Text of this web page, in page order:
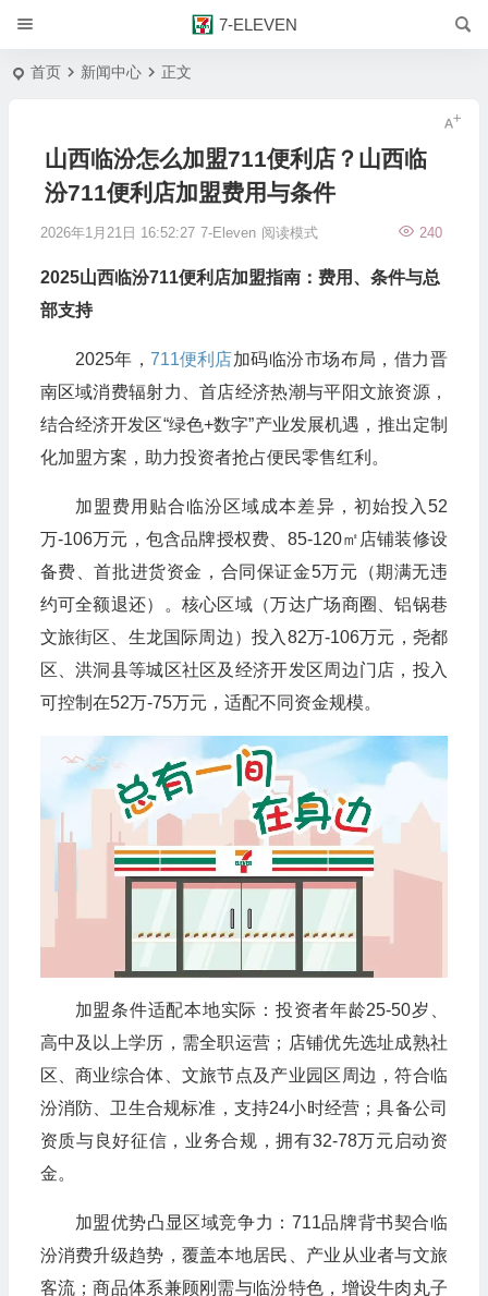
7-ELEVEN
首页 新闻中心 正文
山西临汾怎么加盟711便利店？山西临
汾711便利店加盟费用与条件
2026年1月21日 16:52:27 7-Eleven 240
阅读模式
2025山西临汾711便利店加盟指南：费用、条件与总
部支持
2025年，711便利店加码临汾市场布局，借力晋
南区域消费辐射力、首店经济热潮与平阳文旅资源，
结合经济开发区“绿色+数字”产业发展机遇，推出定制
化加盟方案，助力投资者抢占便民零售红利。
加盟费用贴合临汾区域成本差异，初始投入52
万-106万元，包含品牌授权费、85-120㎡店铺装修设
备费、首批进货资金，合同保证金5万元（期满无违
约可全额退还）。核心区域（万达广场商圈、铝锅巷
文旅街区、生龙国际周边）投入82万-106万元，尧都
区、洪洞县等城区社区及经济开发区周边门店，投入
可控制在52万-75万元，适配不同资金规模。
加盟条件适配本地实际：投资者年龄25-50岁、
高中及以上学历，需全职运营；店铺优先选址成熟社
区、商业综合体、文旅节点及产业园区周边，符合临
汾消防、卫生合规标准，支持24小时经营；具备公司
资质与良好征信，业务合规，拥有32-78万元启动资
金。
加盟优势凸显区域竞争力：711品牌背书契合临
汾消费升级趋势，覆盖本地居民、产业从业者与文旅
客流；商品体系兼顾刚需与临汾特色，增设牛肉丸子